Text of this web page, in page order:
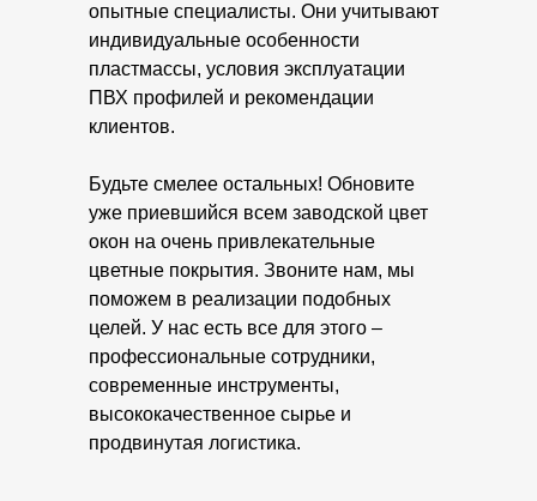
опытные специалисты. Они учитывают
индивидуальные особенности
пластмассы, условия эксплуатации
ПВХ профилей и рекомендации
клиентов.
Будьте смелее остальных! Обновите
уже приевшийся всем заводской цвет
окон на очень привлекательные
цветные покрытия. Звоните нам, мы
поможем в реализации подобных
целей. У нас есть все для этого –
профессиональные сотрудники,
современные инструменты,
высококачественное сырье и
продвинутая логистика.